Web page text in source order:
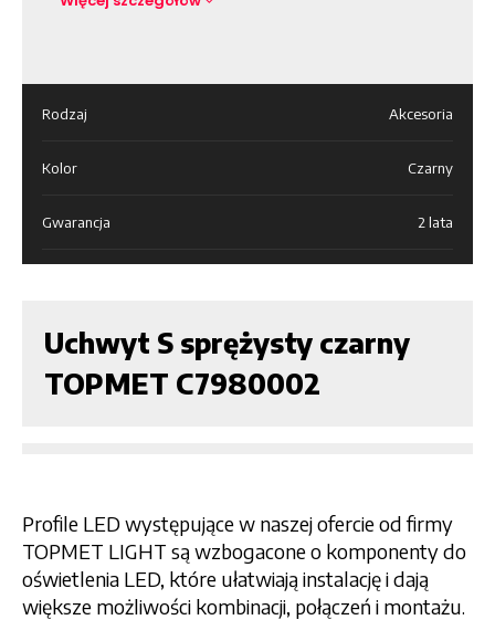
Rodzaj Akcesoria
Kolor Czarny
Gwarancja 2 lata
Uchwyt S sprężysty czarny
TOPMET C7980002
Profile LED występujące w naszej ofercie od firmy
TOPMET LIGHT są wzbogacone o komponenty do
oświetlenia LED, które ułatwiają instalację i dają
większe możliwości kombinacji, połączeń i montażu.